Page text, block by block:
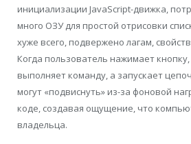
инициализации JavaScript-движка,
много ОЗУ для простой отрисовки
хуже всего, подвержено лагам,
Когда пользователь нажимает
выполняет команду, а запускает
могут «подвиснуть» из-за фоновой
коде, создавая ощущение, что
владельца.